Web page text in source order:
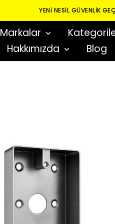
YENI NESIL GÜVENLIK
Markalar
Hakkımızda Blog